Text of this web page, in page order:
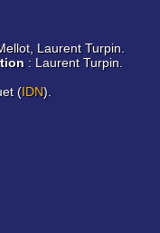
Laurent Turpin.
: Laurent Turpin.
(IDN).